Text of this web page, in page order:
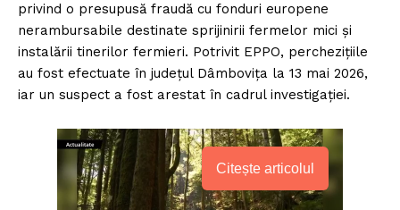
privind o presupusă fraudă cu fonduri europene
nerambursabile destinate sprijinirii fermelor mici și
instalării tinerilor fermieri. Potrivit EPPO, perchezițiile
au fost efectuate în județul Dâmbovița la 13 mai 2026,
iar un suspect a fost arestat în cadrul investigației.
Citește articolul